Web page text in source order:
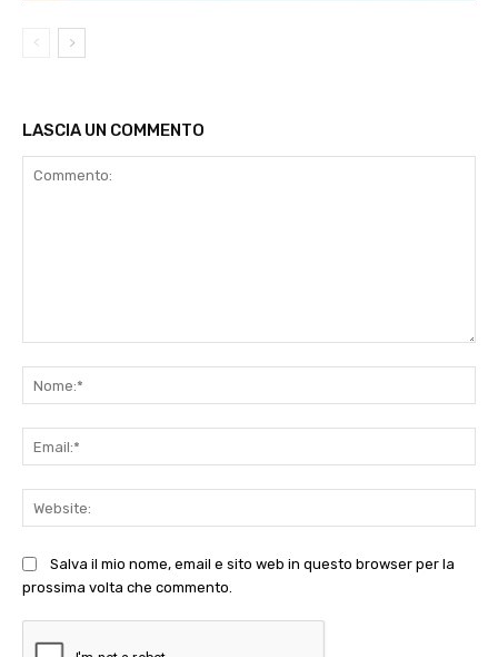
LASCIA UN COMMENTO
Salva il mio nome, email e sito web in questo browser per la
prossima volta che commento.